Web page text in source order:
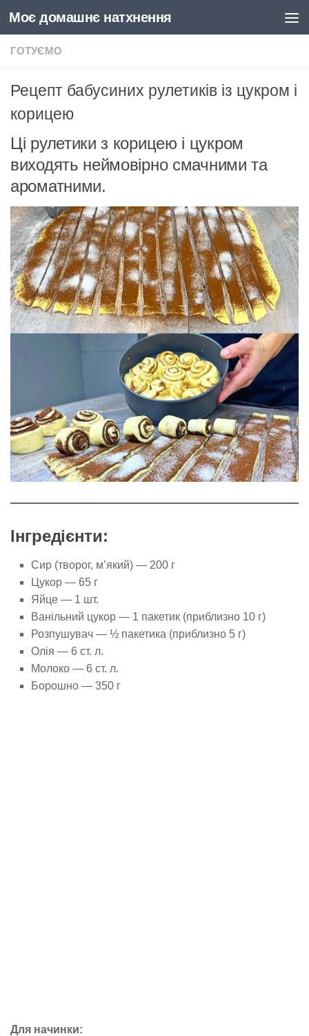
Skip to content
Моє домашнє натхнення
ГОТУЄМО
Рецепт бабусиних рулетиків із цукром і
корицею
Ці рулетики з корицею і цукром
виходять неймовірно смачними та
ароматними.
Інгредієнти:
Сир (творог, м’який) — 200 г
Цукор — 65 г
Яйце — 1 шт.
Ванільний цукор — 1 пакетик (приблизно 10 г)
Розпушувач — ½ пакетика (приблизно 5 г)
Олія — 6 ст. л.
Молоко — 6 ст. л.
Борошно — 350 г
Для начинки: